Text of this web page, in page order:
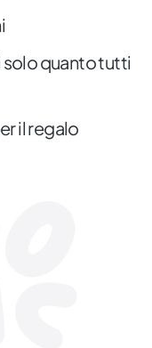
solo quanto tutti
il regalo